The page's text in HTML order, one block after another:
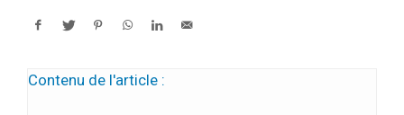
Contenu de l'article :